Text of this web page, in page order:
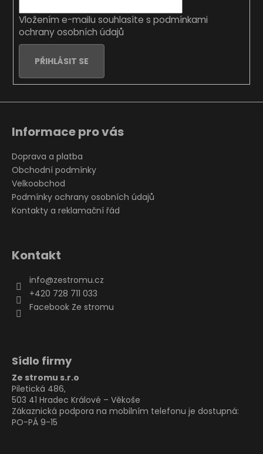
Vložením e-mailu souhlasíte s podmínkami
ochrany osobních údajů
PŘIHLÁSIT SE
Informace pro vás
Doprava a platba
Obchodní podmínky
Velkoobchod
Podmínky ochrany osobních údajů
Kontakty a reklamační řád
Kontakt
info@zestromu.cz
+420 728 711 033
Facebook Ze stromu
Sídlo firmy
Ze stromu s.r.o
Piletická 486,
503 41 Hradec Králové – Věkoše
Zákaznická podpora na mobilním telefonu je dostupná:
PO-PÁ 9-15